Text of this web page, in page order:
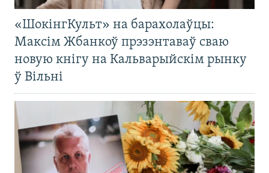
«ШокінгКульт» на барахолаўцы:
Максім Жбанкоў прэзэнтаваў сваю
новую кнігу на Кальварыйскім рынку
ў Вільні